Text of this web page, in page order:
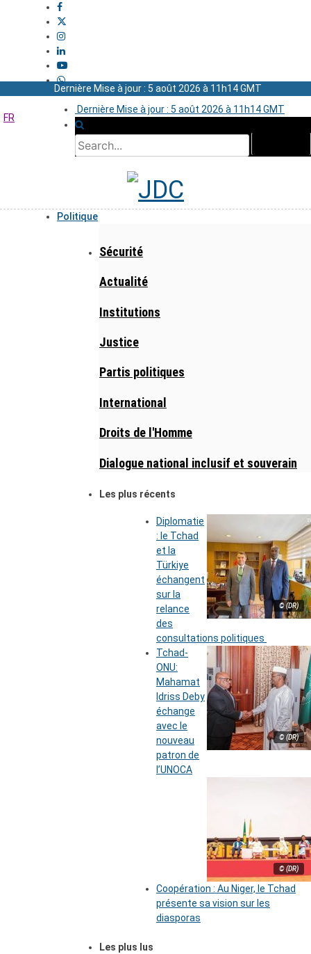
Dernière Mise à jour : 5 août 2026 à 11h14 GMT
Dernière Mise à jour : 5 août 2026 à 11h14 GMT
FR
Politique
Sécurité
Actualité
Institutions
Justice
Partis politiques
International
Droits de l'Homme
Dialogue national inclusif et souverain
Les plus récents
© (DR)
Diplomatie
: le Tchad
et la
Türkiye
échangent
sur la
relance
des
consultations politiques
© (DR)
Tchad-
ONU:
Mahamat
Idriss Deby
échange
avec le
nouveau
patron de
l’UNOCA
© (DR)
Coopération : Au Niger, le Tchad
présente sa vision sur les
diasporas
Les plus lus